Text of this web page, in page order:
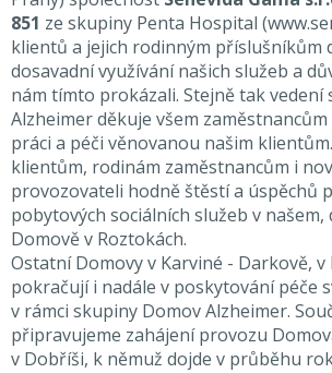
851 ze skupiny Penta Hospital (
klientů a jejich rodinným příslušníkům
dosavadní využívání našich služeb a
nám tímto prokázali. Stejně tak vedení
Alzheimer děkuje všem
práci a péči věnovanou našim
klientům, rodinám zaměstnancům i
provozovateli hodně štěstí a úspěchů
pobytových sociálních služeb v našem,
Domově v Roztokách.
Ostatní Domovy v Karviné - Darkově,
pokračují i nadále v poskytování péče
v rámci skupiny Domov Alzheimer.
připravujeme zahájení provozu
v Dobříši, k němuž dojde v průběhu